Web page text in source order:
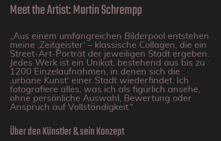
Meet the Artist: Martin Schrempp
„Aus einem umfangreichen Bilderpool entstehen
meine ‚Zeitgeister‘ – klassische Collagen, die ein
Street-Art-Porträt der jeweiligen Stadt ergeben.
Jedes Werk ist ein Unikat, bestehend aus bis zu
1200 Einzelaufnahmen, in denen sich die
‚urbane Kunst‘ einer Stadt wiederfindet. Ich
fotografiere alles, was ich als figürlich ansehe,
ohne persönliche Auswahl, Bewertung oder
Anspruch auf Vollständigkeit.“
Über den Künstler & sein Konzept